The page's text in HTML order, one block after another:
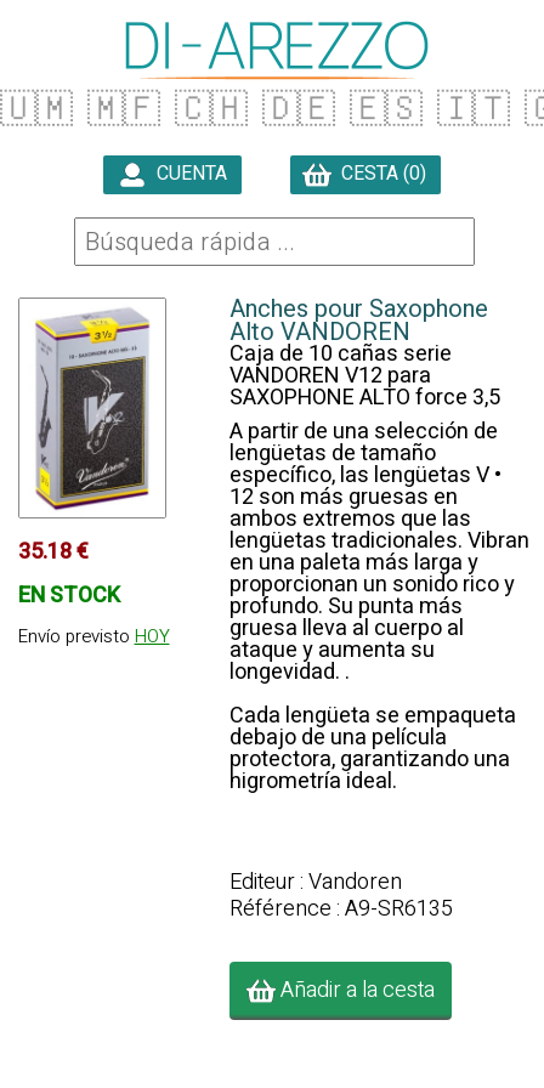
🇺🇲 🇲🇫 🇨🇭 🇩🇪 🇪🇸 🇮🇹
CUENTA CESTA (0)
35.18 €
EN STOCK
Envío previsto HOY
Anches pour Saxophone
Alto VANDOREN
Caja de 10 cañas serie
VANDOREN V12 para
SAXOPHONE ALTO force 3,5
A partir de una selección de
lengüetas de tamaño
específico, las lengüetas V •
12 son más gruesas en
ambos extremos que las
lengüetas tradicionales. Vibran
en una paleta más larga y
proporcionan un sonido rico y
profundo. Su punta más
gruesa lleva al cuerpo al
ataque y aumenta su
longevidad. .
Cada lengüeta se empaqueta
debajo de una película
protectora, garantizando una
higrometría ideal.
Editeur : Vandoren
Référence : A9-SR6135
Añadir a la cesta